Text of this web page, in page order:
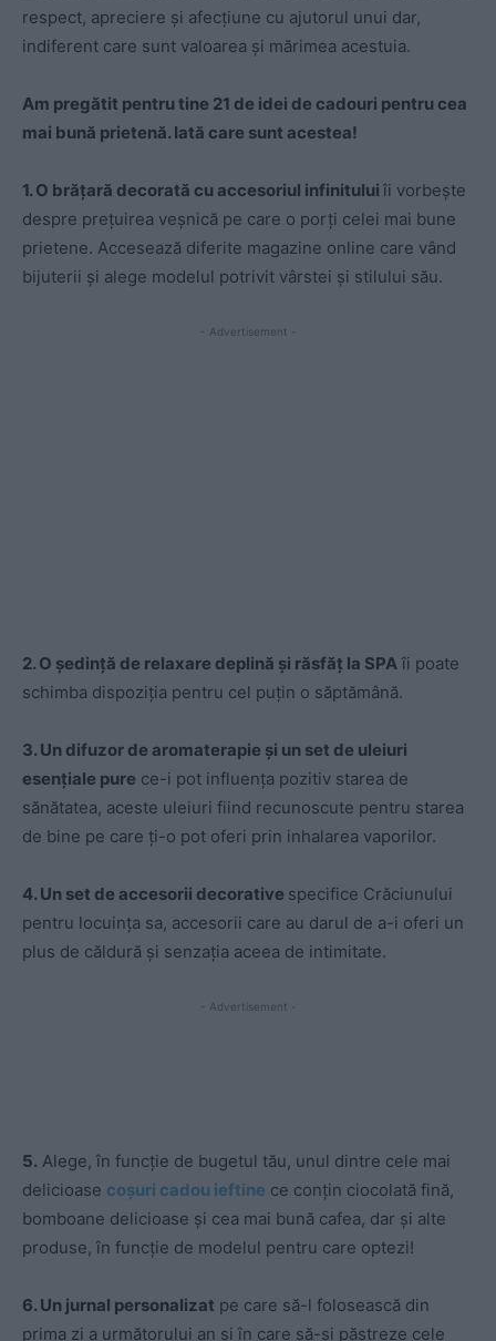
respect, apreciere și afecțiune cu ajutorul unui dar,
indiferent care sunt valoarea și mărimea acestuia.
Am pregătit pentru tine 21 de idei de cadouri pentru cea
mai bună prietenă. Iată care sunt acestea!
1. O brățară decorată cu accesoriul infinitului îi vorbește
despre prețuirea veșnică pe care o porți celei mai bune
prietene. Accesează diferite magazine online care vând
bijuterii și alege modelul potrivit vârstei și stilului său.
- Advertisement -
2. O ședință de relaxare deplină și răsfăț la SPA îi poate
schimba dispoziția pentru cel puțin o săptămână.
3. Un difuzor de aromaterapie și un set de uleiuri
esențiale pure ce-i pot influența pozitiv starea de
sănătatea, aceste uleiuri fiind recunoscute pentru starea
de bine pe care ți-o pot oferi prin inhalarea vaporilor.
4. Un set de accesorii decorative specifice Crăciunului
pentru locuința sa, accesorii care au darul de a-i oferi un
plus de căldură și senzația aceea de intimitate.
- Advertisement -
5. Alege, în funcție de bugetul tău, unul dintre cele mai
delicioase coșuri cadou ieftine ce conțin ciocolată fină,
bomboane delicioase și cea mai bună cafea, dar și alte
produse, în funcție de modelul pentru care optezi!
6. Un jurnal personalizat pe care să-l folosească din
prima zi a următorului an și în care să-și păstreze cele